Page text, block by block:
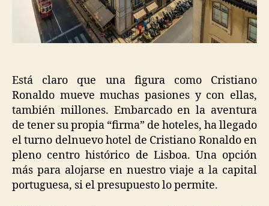
Está claro que una figura como Cristiano
Ronaldo mueve muchas pasiones y con ellas,
también millones. Embarcado en la aventura
de tener su propia “firma” de hoteles, ha llegado
el turno delnuevo hotel de Cristiano Ronaldo en
pleno centro histórico de Lisboa. Una opción
más para alojarse en nuestro viaje a la capital
portuguesa, si el presupuesto lo permite.